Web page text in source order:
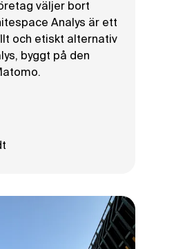
väljer bort
Analys är ett
och etiskt alternativ
byggt på den